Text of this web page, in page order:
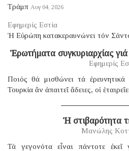
Τράμπ Αυγ 04, 2026
Εφημερίς Εστία
Ἡ Εὐρώπη κατακεραυνώνει τόν
Ἐρωτήματα συγκυριαρχίας
Εφημερίς
Ποιός θά μισθώνει τά
Τουρκία ἄν ἀπαιτεῖ ἄδειες, οἱ
Ἡ στιβαρότητα
Μανώλης
Τά γεγονότα εἶναι πάντοτε